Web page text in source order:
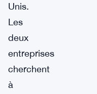
Unis.
Les
deux
entreprises
cherchent
à